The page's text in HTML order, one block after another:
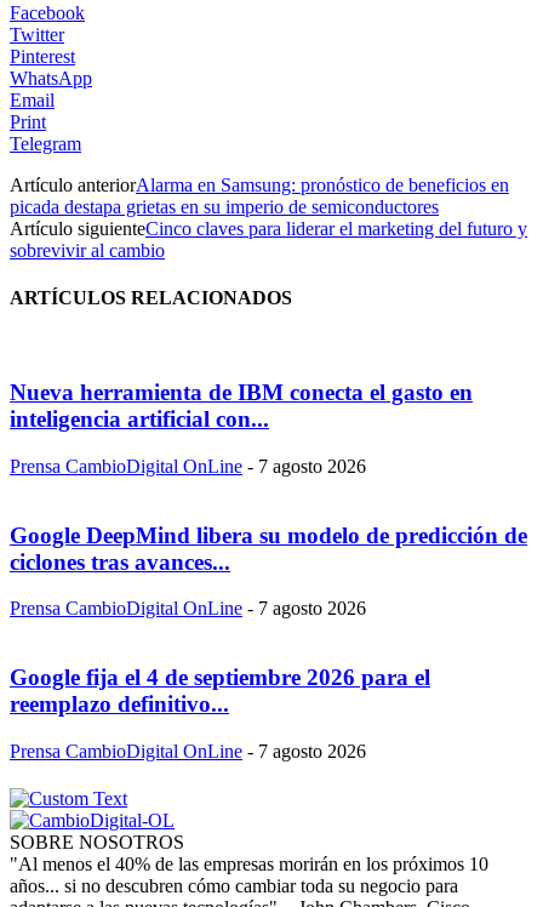
Facebook
Twitter
Pinterest
WhatsApp
Email
Print
Telegram
Artículo anteriorAlarma en Samsung: pronóstico de beneficios en
picada destapa grietas en su imperio de semiconductores
Artículo siguienteCinco claves para liderar el marketing del futuro y
sobrevivir al cambio
ARTÍCULOS RELACIONADOS
Nueva herramienta de IBM conecta el gasto en
inteligencia artificial con...
Prensa CambioDigital OnLine - 7 agosto 2026
Google DeepMind libera su modelo de predicción de
ciclones tras avances...
Prensa CambioDigital OnLine - 7 agosto 2026
Google fija el 4 de septiembre 2026 para el
reemplazo definitivo...
Prensa CambioDigital OnLine - 7 agosto 2026
SOBRE NOSOTROS
"Al menos el 40% de las empresas morirán en los próximos 10
años... si no descubren cómo cambiar toda su negocio para